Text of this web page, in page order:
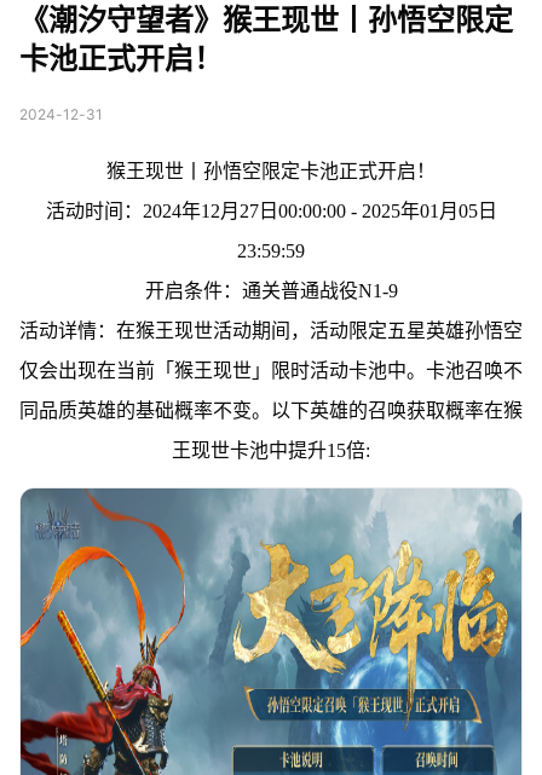
《潮汐守望者》猴王现世丨孙悟空限定
卡池正式开启！
2024-12-31
猴王现世丨孙悟空限定卡池正式开启！
活动时间：2024年12月27日00:00:00 - 2025年01月05日
23:59:59
开启条件：通关普通战役N1-9
活动详情：在猴王现世活动期间，活动限定五星英雄孙悟空
仅会出现在当前「猴王现世」限时活动卡池中。卡池召唤不
同品质英雄的基础概率不变。以下英雄的召唤获取概率在猴
王现世卡池中提升15倍: